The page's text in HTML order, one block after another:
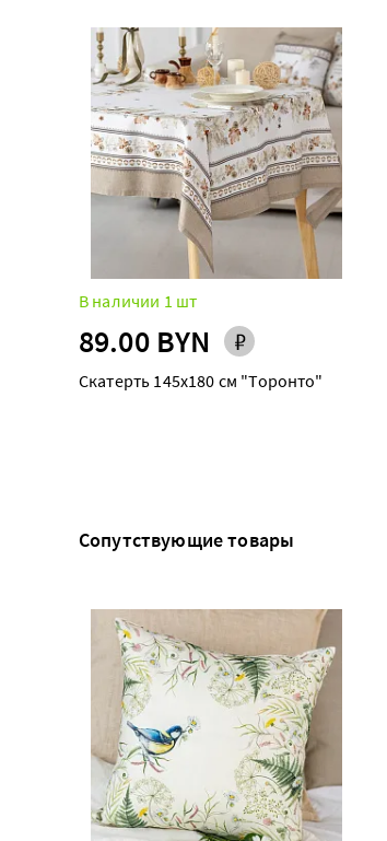
В наличии 1 шт
89.00 BYN
Скатерть 145х180 см "Торонто"
Сопутствующие товары